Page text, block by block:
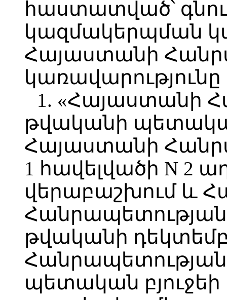
հաստատված՝
կազմակերպման
Հայաստանի
կառավարությունը
1. «Հայաստանի
թվականի
Հայաստանի
1 հավելվածի N 2
վերաբաշխում և
Հանրապետության
թվականի
Հանրապետության
պետական